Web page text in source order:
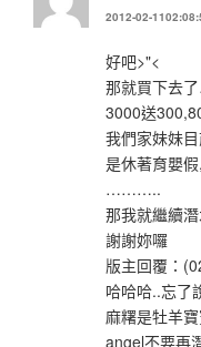
2012-02-
好吧>"<
那就買下去
3000送
我們家妹妹
是休著育嬰
………..
那我就繼續
謝謝妳囉
版主回覆：
哈哈哈..忘了
麻糬是牡羊
angel不要再